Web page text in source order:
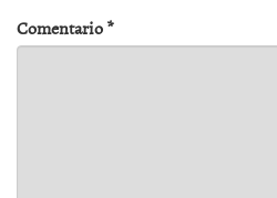
Comentario*